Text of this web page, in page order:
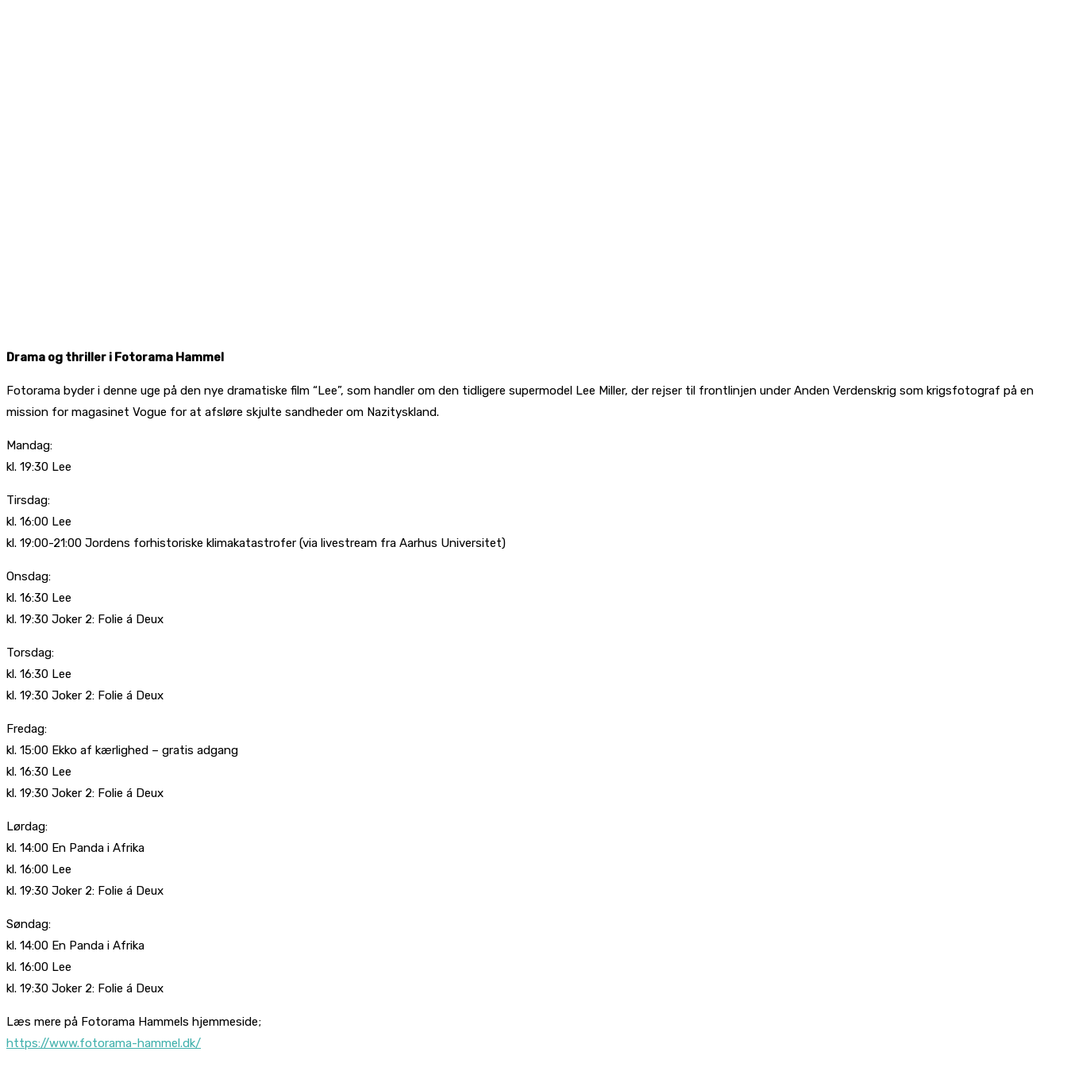
Drama og thriller i Fotorama Hammel
Fotorama byder i denne uge på den nye dramatiske film “Lee”, som handler om den tidligere supermodel Lee Miller, der rejser til frontlinjen under Anden Verdenskrig som krigsfotograf på en
mission for magasinet Vogue for at afsløre skjulte sandheder om Nazityskland.
Mandag:
kl. 19:30 Lee
Tirsdag:
kl. 16:00 Lee
kl. 19:00-21:00 Jordens forhistoriske klimakatastrofer (via livestream fra Aarhus Universitet)
Onsdag:
kl. 16:30 Lee
kl. 19:30 Joker 2: Folie á Deux
Torsdag:
kl. 16:30 Lee
kl. 19:30 Joker 2: Folie á Deux
Fredag:
kl. 15:00 Ekko af kærlighed – gratis adgang
kl. 16:30 Lee
kl. 19:30 Joker 2: Folie á Deux
Lørdag:
kl. 14:00 En Panda i Afrika
kl. 16:00 Lee
kl. 19:30 Joker 2: Folie á Deux
Søndag:
kl. 14:00 En Panda i Afrika
kl. 16:00 Lee
kl. 19:30 Joker 2: Folie á Deux
Læs mere på Fotorama Hammels hjemmeside;
https://www.fotorama-hammel.dk/